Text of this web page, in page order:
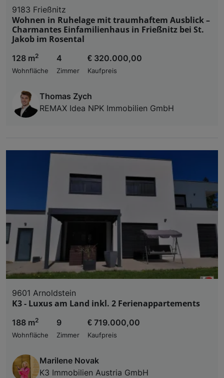
9183 Frießnitz
Wohnen in Ruhelage mit traumhaftem Ausblick –
Charmantes Einfamilienhaus in Frießnitz bei St.
Jakob im Rosental
128 m2
Wohnfläche
4
Zimmer
€ 320.000,00
Kaufpreis
Thomas Zych
REMAX Idea NPK Immobilien GmbH
9601 Arnoldstein
K3 - Luxus am Land inkl. 2 Ferienappartements
188 m2
Wohnfläche
9
Zimmer
€ 719.000,00
Kaufpreis
Marilene Novak
K3 Immobilien Austria GmbH